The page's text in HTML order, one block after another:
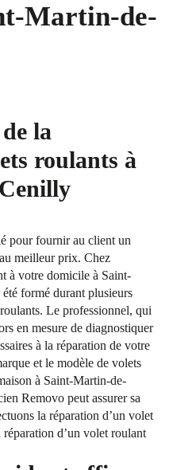
Martin-de-
la
roulants à
pour fournir au client un
meilleur prix. Chez
à votre domicile à Saint-
formé durant plusieurs
Le professionnel, qui
en mesure de diagnostiquer
à la réparation de votre
et le modèle de volets
à Saint-Martin-de-
Removo peut assurer sa
la réparation d’un volet
d’un volet roulant